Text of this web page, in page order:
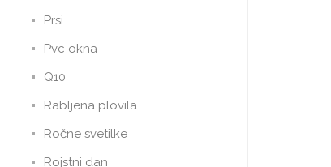
Prsi
Pvc okna
Q10
Rabljena plovila
Ročne svetilke
Rojstni dan